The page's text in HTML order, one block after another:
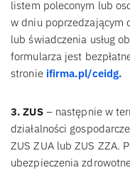
listem poleconym lub
w dniu poprzedzającym
lub świadczenia usług
formularza jest
stronie ifirma.pl/ceidg.
3. ZUS– następnie w
działalności
ZUS ZUA lub ZUS ZZA.
ubezpieczenia